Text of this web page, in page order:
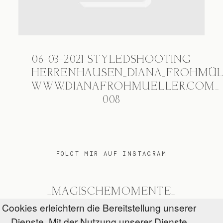
06-03-2021 STYLEDSHOOTING
WWW.DIANAFROHMUELLER.COM_
008
FOLGT MIR AUF INSTAGRAM
_MAGISCHEMOMENTE_
Cookies erleichtern die Bereitstellung unserer